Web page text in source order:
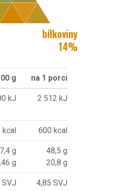
bílkoviny
14%
g na 1 porci
kJ 2 512 kJ
kcal 600 kcal
g
g
48,5 g
20,8 g
SVJ 4,85 SVJ